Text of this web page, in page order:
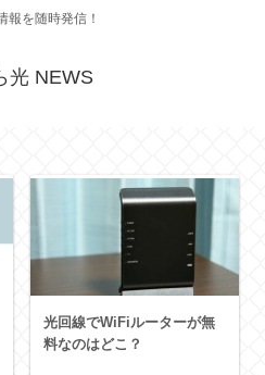
報を随時発信！
光 NEWS
光回線でWiFiルーターが無
料なのはどこ？